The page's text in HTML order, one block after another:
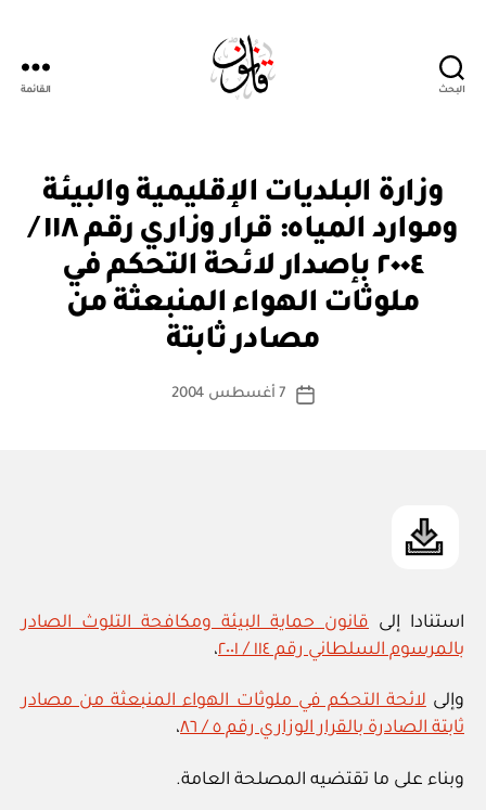
البحث القائمة
التصنيفات
وزارة البلديات الإقليمية والبيئة
وموارد المياه: قرار وزاري رقم ١١٨ /
٢٠٠٤ بإصدار لائحة التحكم في
ملوثات الهواء المنبعثة من
مصادر ثابتة
كاتب
بو
س
ة
تاريخ
7 أغسطس 2004
استنادا إلى قانون حماية البيئة ومكافحة التلوث الصادر
بالمرسوم السلطاني رقم ١١٤ / ٢٠٠١
،
وإلىلائحة التحكم في ملوثات الهواء المنبعثة من مصادر
ثابتة الصادرة بالقرار الوزاري رقم ٥ / ٨٦
،
وبناء على ما تقتضيه المصلحة العامة.